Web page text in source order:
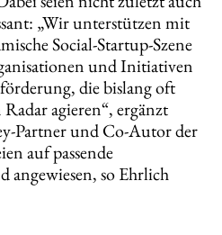
„Wir unterstützen mit
Social-Startup-Szene
und Initiativen
die bislang oft
agieren“, ergänzt
Partner und Co-Autor der
auf passende
angewiesen, so Ehrlich